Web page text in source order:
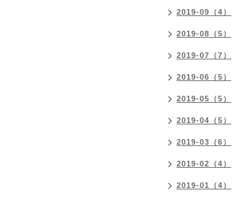
2019-09（4）
2019-08（5）
2019-07（7）
2019-06（5）
2019-05（5）
2019-04（5）
2019-03（6）
2019-02（4）
2019-01（4）